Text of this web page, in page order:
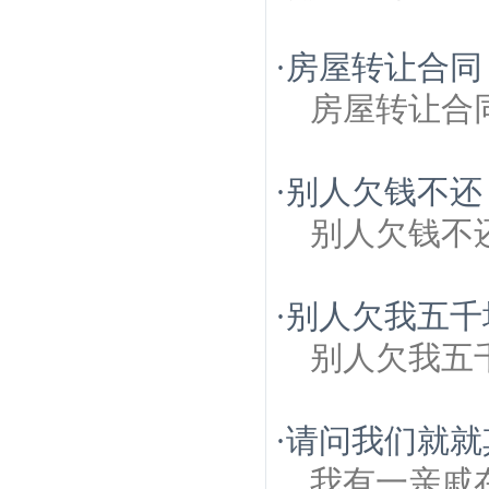
· 房屋转让合同
房屋转让合
·别人欠钱不
别人欠钱不
·别人欠我五
别人欠我五
·请问我们就